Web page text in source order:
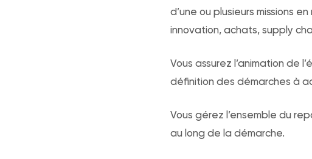
d’une ou plusieurs missions
innovation, achats, supply
Vous assurez l’animation de
définition des démarches à
Vous gérez l’ensemble du
au long de la démarche.